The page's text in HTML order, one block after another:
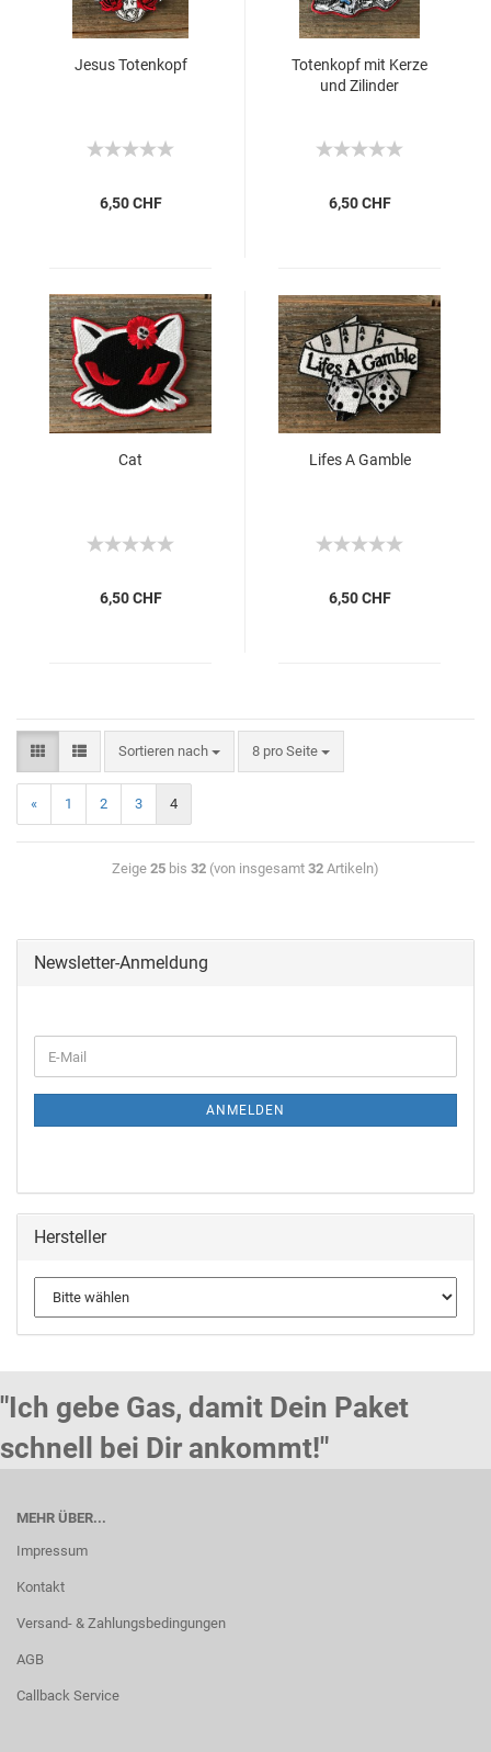
Jesus Totenkopf
6,50 CHF
Totenkopf mit Kerze
und Zilinder
6,50 CHF
Cat
6,50 CHF
Lifes A Gamble
6,50 CHF
Sortieren nach 8 pro Seite
« 1 2 3 4
Zeige 25 bis 32 (von insgesamt 32 Artikeln)
Newsletter-Anmeldung
ANMELDEN
Hersteller
"Ich gebe Gas, damit Dein Paket
schnell bei Dir ankommt!"
MEHR ÜBER...
Impressum
Kontakt
Versand- & Zahlungsbedingungen
AGB
Callback Service